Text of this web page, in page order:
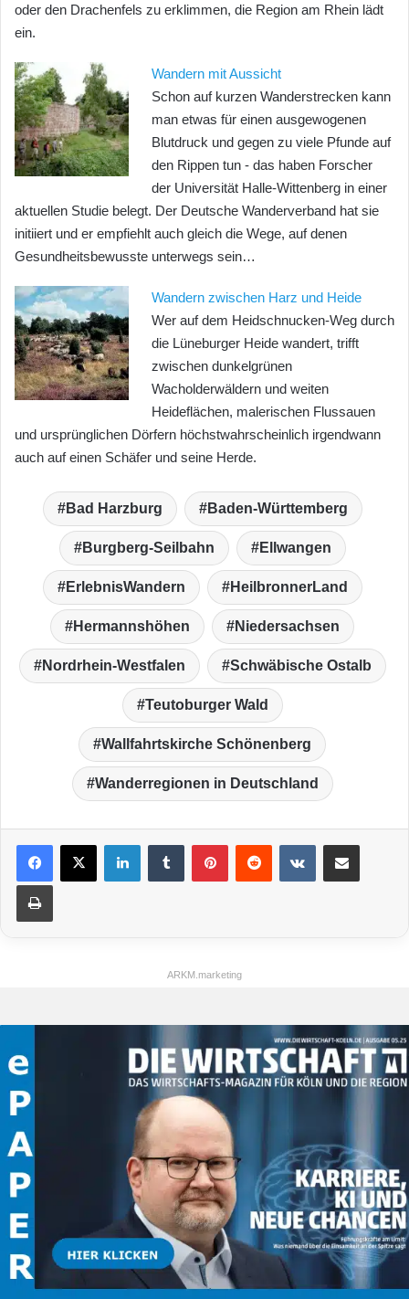
oder den Drachenfels zu erklimmen, die Region am Rhein lädt
ein.
Wandern mit Aussicht
Schon auf kurzen Wanderstrecken kann
man etwas für einen ausgewogenen
Blutdruck und gegen zu viele Pfunde auf
den Rippen tun - das haben Forscher
der Universität Halle-Wittenberg in einer
aktuellen Studie belegt. Der Deutsche Wanderverband hat sie
initiiert und er empfiehlt auch gleich die Wege, auf denen
Gesundheitsbewusste unterwegs sein…
Wandern zwischen Harz und Heide
Wer auf dem Heidschnucken-Weg durch
die Lüneburger Heide wandert, trifft
zwischen dunkelgrünen
Wacholderwäldern und weiten
Heideflächen, malerischen Flussauen
und ursprünglichen Dörfern höchstwahrscheinlich irgendwann
auch auf einen Schäfer und seine Herde.
Bad Harzburg Baden-Württemberg
Burgberg-Seilbahn Ellwangen
ErlebnisWandern HeilbronnerLand
Hermannshöhen Niedersachsen
Nordrhein-Westfalen Schwäbische Ostalb
Teutoburger Wald
Wallfahrtskirche Schönenberg
Wanderregionen in Deutschland
ARKM.marketing